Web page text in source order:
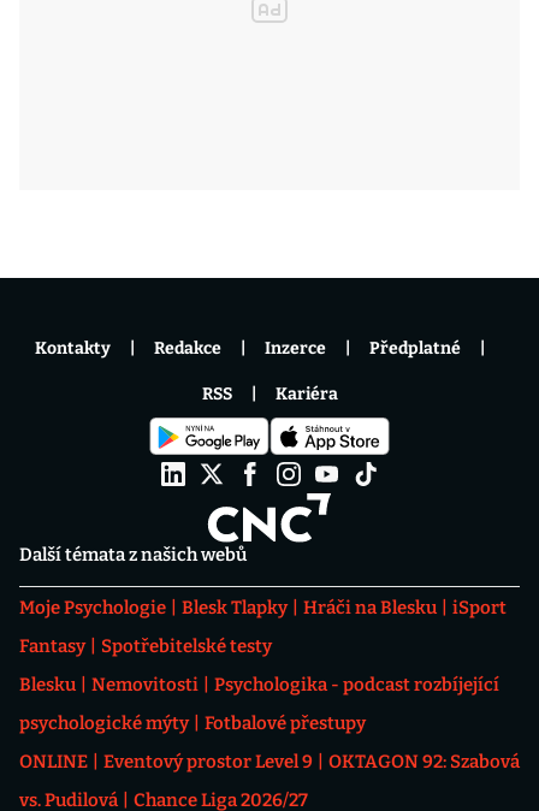
Další témata z našich webů
Moje Psychologie Blesk Tlapky Hráči na Blesku
iSport
Fantasy
Spotřebitelské testy
Blesku
Nemovitosti
Psychologika - podcast rozbíjející
psychologické mýty
Fotbalové přestupy
ONLINE
Eventový prostor Level 9
OKTAGON 92: Szabová
vs. Pudilová
Chance Liga 2026/27
Kontakty Redakce Inzerce Předplatné
RSS Kariéra